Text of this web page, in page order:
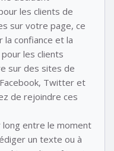
les clients de
sur votre page, ce
la confiance et la
les clients
sur des sites de
Twitter et
de rejoindre ces
long entre le moment
un texte ou à